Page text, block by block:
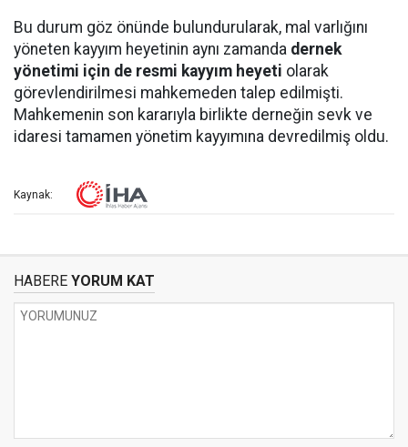
Bu durum göz önünde bulundurularak, mal varlığını
yöneten kayyım heyetinin aynı zamanda dernek
yönetimi için de resmi kayyım heyeti olarak
görevlendirilmesi mahkemeden talep edilmişti.
Mahkemenin son kararıyla birlikte derneğin sevk ve
idaresi tamamen yönetim kayyımına devredilmiş oldu.
Kaynak:
HABERE YORUM KAT